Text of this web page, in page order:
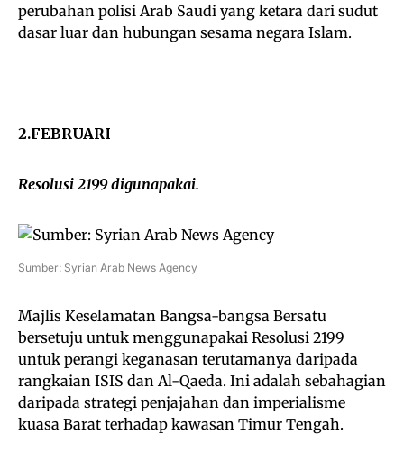
perubahan polisi Arab Saudi yang ketara dari sudut
dasar luar dan hubungan sesama negara Islam.
2.FEBRUARI
Resolusi 2199 digunapakai.
Sumber: Syrian Arab News Agency
Majlis Keselamatan Bangsa-bangsa Bersatu
bersetuju untuk menggunapakai Resolusi 2199
untuk perangi keganasan terutamanya daripada
rangkaian ISIS dan Al-Qaeda. Ini adalah sebahagian
daripada strategi penjajahan dan imperialisme
kuasa Barat terhadap kawasan Timur Tengah.